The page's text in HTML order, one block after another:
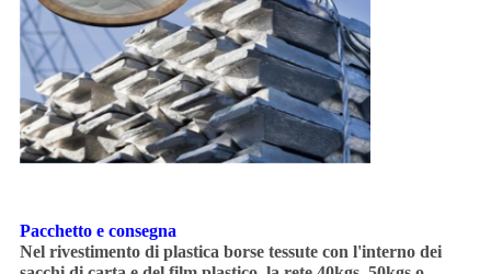
Pacchetto e consegna
Nel rivestimento di plastica borse tessute con l'interno dei